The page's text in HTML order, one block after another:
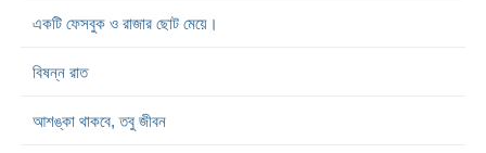
একটি ফেসবুক ও রাজার ছোট মেয়ে।
বিষন্ন রাত
আশঙ্কা থাকবে, তবু জীবন